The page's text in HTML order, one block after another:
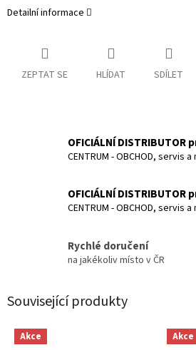
Detailní informace
ZEPTAT SE HLÍDAT SDÍLET
OFICIÁLNÍ DISTRIBUTOR
CENTRUM - OBCHOD, servis
OFICIÁLNÍ DISTRIBUTOR
CENTRUM - OBCHOD, servis
Rychlé doručení
na jakékoliv místo v ČR
Související produkty
Akce Akce